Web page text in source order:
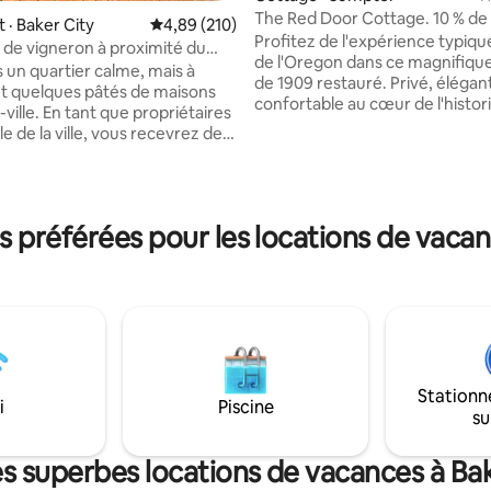
5, 929 commentaires
Baker City Note moyenne de 4,89 sur 5, 210
4,89 (210)
de vigneron à proximité du
un quartier calme, mais à
quelques pâtés de maisons
En tant que propriétaires
de la ville, vous recevrez des
vitesse, lecteur Blu-
téléviseur intelligent (diffusion
vous sur la terrasse arrière
une cour arrière clôturée.
The Red Door Cottage. 10 % de
pour les bénévoles FD
Profitez de l'expérience
de l'Oregon dans ce
de 1909 restauré. Privé,
confortable au cœur de
Notre maison dispose de deux
avec lits Queen Size, d'une
extérieur incroyable où vous
griller de délicieux aliments,
détendre et profiter !
préférées pour les locations de
Piscine
superbes locations de vacances à